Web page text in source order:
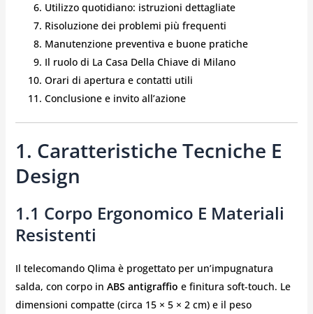
Utilizzo quotidiano: istruzioni dettagliate
Risoluzione dei problemi più frequenti
Manutenzione preventiva e buone pratiche
Il ruolo di La Casa Della Chiave di Milano
Orari di apertura e contatti utili
Conclusione e invito all’azione
1. Caratteristiche Tecniche E
Design
1.1 Corpo Ergonomico E Materiali
Resistenti
Il telecomando Qlima è progettato per un’impugnatura
salda, con corpo in ABS antigraffio e finitura soft‑touch. Le
dimensioni compatte (circa 15 × 5 × 2 cm) e il peso